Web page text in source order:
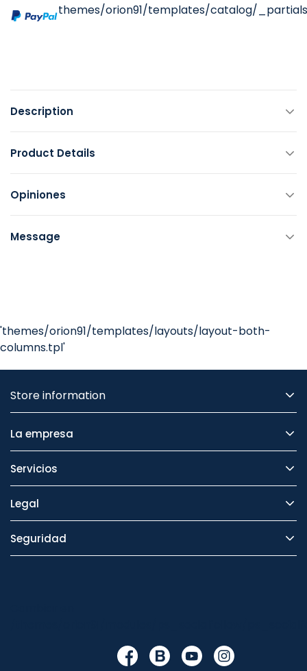
themes/orion91/templates/catalog/
Description
Product Details
Opiniones
Message
'themes/orion91/templates/layouts/layout-both-
columns.tpl'
Store information
La empresa
Servicios
Legal
Seguridad